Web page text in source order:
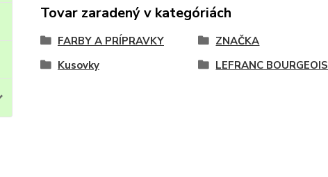
Tovar zaradený v kategóriách
FARBY A PRÍPRAVKY ZNAČKA
Kusovky
LEFRANC BOURGEOIS